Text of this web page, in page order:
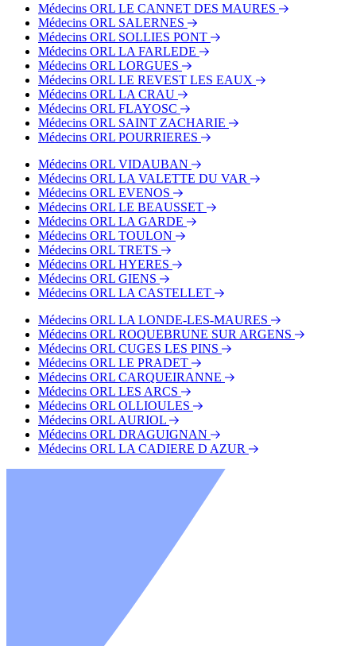
Médecins ORL LE CANNET DES MAURES
Médecins ORL SALERNES
Médecins ORL SOLLIES PONT
Médecins ORL LA FARLEDE
Médecins ORL LORGUES
Médecins ORL LE REVEST LES EAUX
Médecins ORL LA CRAU
Médecins ORL FLAYOSC
Médecins ORL SAINT ZACHARIE
Médecins ORL POURRIERES
Médecins ORL VIDAUBAN
Médecins ORL LA VALETTE DU VAR
Médecins ORL EVENOS
Médecins ORL LE BEAUSSET
Médecins ORL LA GARDE
Médecins ORL TOULON
Médecins ORL TRETS
Médecins ORL HYERES
Médecins ORL GIENS
Médecins ORL LA CASTELLET
Médecins ORL LA LONDE-LES-MAURES
Médecins ORL ROQUEBRUNE SUR ARGENS
Médecins ORL CUGES LES PINS
Médecins ORL LE PRADET
Médecins ORL CARQUEIRANNE
Médecins ORL LES ARCS
Médecins ORL OLLIOULES
Médecins ORL AURIOL
Médecins ORL DRAGUIGNAN
Médecins ORL LA CADIERE D AZUR